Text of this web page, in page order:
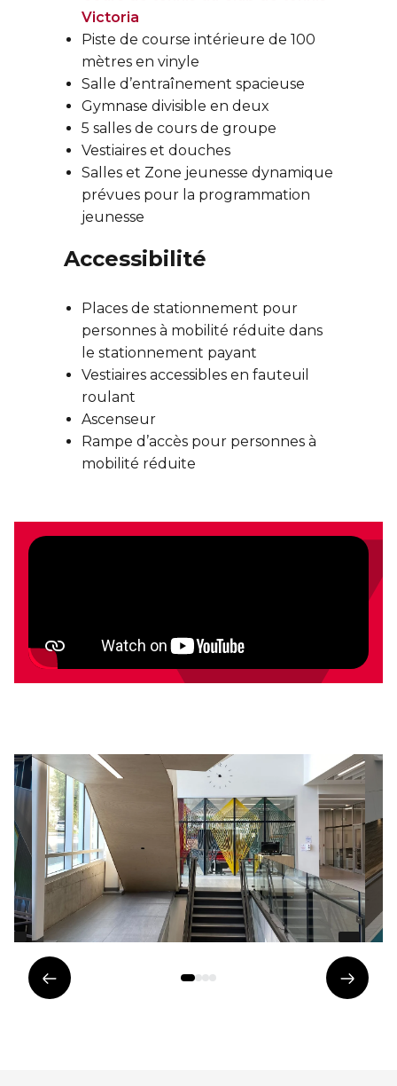
Victoria
Piste de course intérieure de 100
mètres en vinyle
Salle d’entraînement spacieuse
Gymnase divisible en deux
5 salles de cours de groupe
Vestiaires et douches
Salles et Zone jeunesse dynamique
prévues pour la programmation
jeunesse
Accessibilité
Places de stationnement pour
personnes à mobilité réduite dans
le stationnement payant
Vestiaires accessibles en fauteuil
roulant
Ascenseur
Rampe d’accès pour personnes à
mobilité réduite
Élément
précédent
suivant